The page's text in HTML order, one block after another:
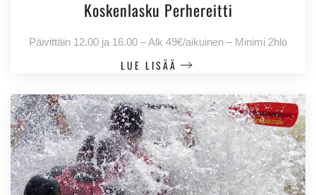
Koskenlasku Perhereitti
Päivittäin 12.00 ja 16.00 – Alk 49€/aikuinen – Minimi 2hlö
LUE LISÄÄ